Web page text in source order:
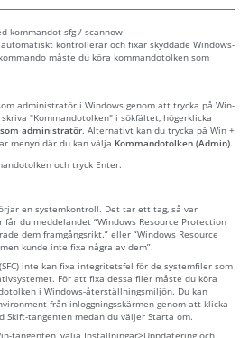
kommandot sfg / scannow
kontrollerar och fixar skyddade Windows-
måste du köra kommandotolken som
administratör i Windows genom att trycka på Win-
"Kommandotolken" i sökfältet, högerklicka
som administratör. Alternativt kan du trycka på Win +
menyn där du kan välja Kommandotolken (Admin).
och tryck Enter.
en systemkontroll. Det tar ett tag, så var
du meddelandet “Windows Resource Protection
dem framgångsrikt.” eller “Windows Resource
kunde inte fixa några av dem”.
inte kan fixa integritetsfel för de systemfiler som
För att fixa dessa filer måste du köra
i Windows-återställningsmiljön. Du kan
från inloggningsskärmen genom att klicka
Skift-tangenten medan du väljer Starta om.
tangenten, välja Inställningar>Uppdatering och